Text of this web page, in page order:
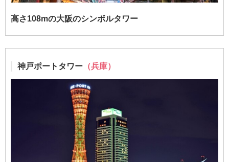
高さ108mの大阪のシンボルタワー
神戸ポートタワー （兵庫）